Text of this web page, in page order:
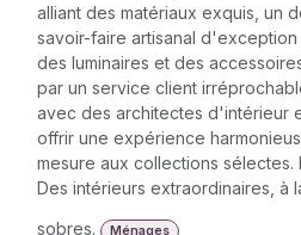
alliant des matériaux exquis, un
savoir-faire artisanal
des luminaires et des
par un service client
avec des architectes d'intérieur
offrir une expérience
mesure aux collections sélectes.
Des intérieurs extraordinaires, à
sobres.
Ménages